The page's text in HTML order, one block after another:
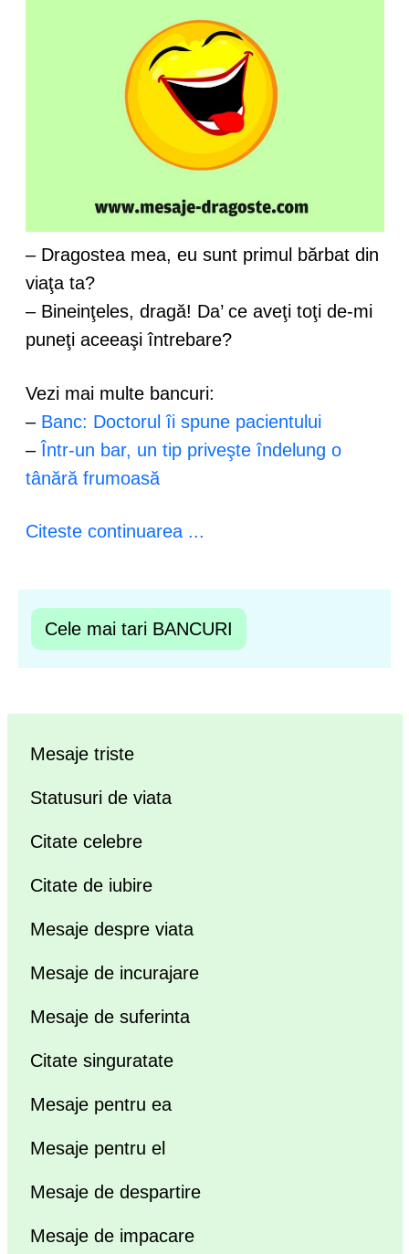
– Dragostea mea, eu sunt primul bărbat din
viaţa ta?
– Bineinţeles, dragă! Da’ ce aveţi toţi de-mi
puneţi aceeaşi întrebare?
Vezi mai multe bancuri:
– Banc: Doctorul îi spune pacientului
–Într-un bar, un tip priveşte îndelung o
tânără frumoasă
Citeste continuarea ...
Cele mai tari BANCURI
Mesaje triste
Statusuri de viata
Citate celebre
Citate de iubire
Mesaje despre viata
Mesaje de incurajare
Mesaje de suferinta
Citate singuratate
Mesaje pentru ea
Mesaje pentru el
Mesaje de despartire
Mesaje de impacare